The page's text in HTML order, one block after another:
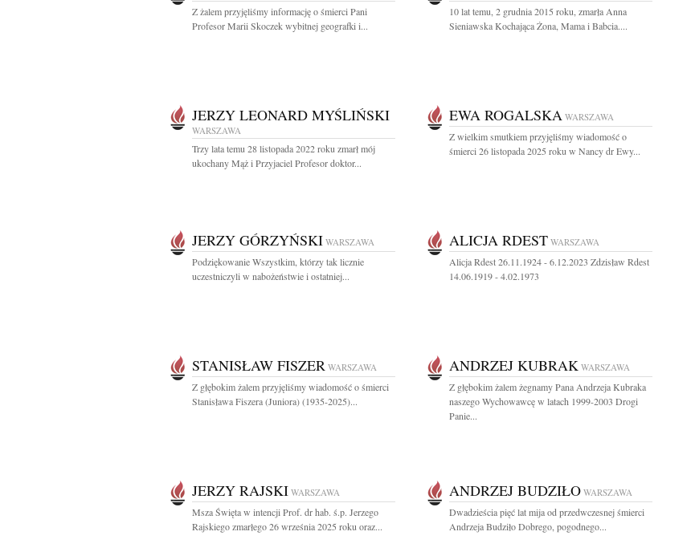
Z żalem przyjęliśmy informację o śmierci Pani
Profesor Marii Skoczek wybitnej geografki i...
10 lat temu, 2 grudnia 2015 roku, zmarła Anna
Sieniawska Kochająca Żona, Mama i Babcia....
JERZY LEONARD MYŚLIŃSKI
WARSZAWA
Trzy lata temu 28 listopada 2022 roku zmarł mój
ukochany Mąż i Przyjaciel Profesor doktor...
EWA ROGALSKA WARSZAWA
Z wielkim smutkiem przyjęliśmy wiadomość o
śmierci 26 listopada 2025 roku w Nancy dr Ewy...
JERZY GÓRZYŃSKI WARSZAWA
Podziękowanie Wszystkim, którzy tak licznie
uczestniczyli w nabożeństwie i ostatniej...
ALICJA RDEST WARSZAWA
Alicja Rdest 26.11.1924 - 6.12.2023 Zdzisław Rdest
14.06.1919 - 4.02.1973
STANISŁAW FISZER WARSZAWA
Z głębokim żalem przyjęliśmy wiadomość o śmierci
Stanisława Fiszera (Juniora) (1935-2025)...
ANDRZEJ KUBRAK WARSZAWA
Z głębokim żalem żegnamy Pana Andrzeja Kubraka
naszego Wychowawcę w latach 1999-2003 Drogi
Panie...
JERZY RAJSKI WARSZAWA
Msza Święta w intencji Prof. dr hab. ś.p. Jerzego
Rajskiego zmarłego 26 września 2025 roku oraz...
ANDRZEJ BUDZIŁO WARSZAWA
Dwadzieścia pięć lat mija od przedwczesnej śmierci
Andrzeja Budziło Dobrego, pogodnego...